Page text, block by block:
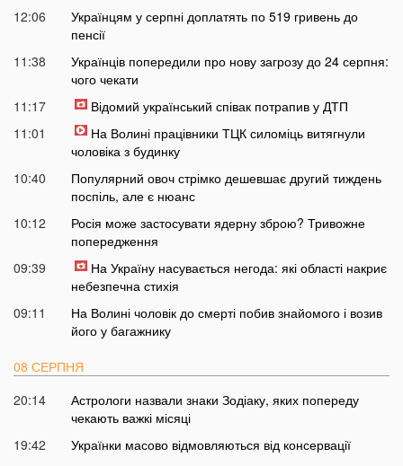
12:06
Українцям у серпні доплатять по 519 гривень до
пенсії
11:38
Українців попередили про нову загрозу до 24 серпня:
чого чекати
11:17
Відомий український співак потрапив у ДТП
11:01
На Волині працівники ТЦК силоміць витягнули
чоловіка з будинку
10:40
Популярний овоч стрімко дешевшає другий тиждень
поспіль, але є нюанс
10:12
Росія може застосувати ядерну зброю? Тривожне
попередження
09:39
На Україну насувається негода: які області накриє
небезпечна стихія
09:11
На Волині чоловік до смерті побив знайомого і возив
його у багажнику
08 СЕРПНЯ
20:14
Астрологи назвали знаки Зодіаку, яких попереду
чекають важкі місяці
19:42
Українки масово відмовляються від консервації